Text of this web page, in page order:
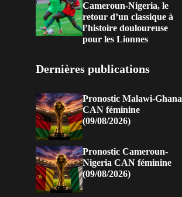
Cameroun-Nigeria, le
retour d’un classique à
l’histoire douloureuse
pour les Lionnes
Dernières publications
Pronostic Malawi-Ghana
CAN féminine
(09/08/2026)
Pronostic Cameroun-
Nigeria CAN féminine
(09/08/2026)